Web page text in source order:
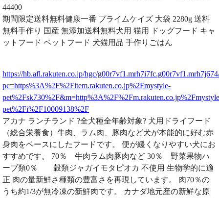
44400
期間限定送料無料健康一番 プライムケイズ 大袋 2280g 送料
無料手作り 国産 無添加送料無料犬用 猫用 ドッグフード キャ
ットフード ペットフード 犬猫用品 手作りごはん
https://hb.afl.rakuten.co.jp/hgc/
pc=https%3A%2F%2Fitem.rakuten.co.jp%2Fmystyle-
pet%2Fi%2F10009138%2F
アカナ ランチランド ?全犬種全年齢対象? 犬用ドライフード
（総合栄養食）牛肉、ラム肉、豚肉など犬が本能的に好む赤
身肉をベースにしたフードです。 便が緩くなりやすい犬にお
すすめです。 70％ 牛肉ラム肉豚肉など 30％ 野菜果物ハ
ーブ類0％ 穀類ジャガイモタピオカ 不使用 生物学的に適
正 肉の量新鮮さ種類の豊富さを再現しています。 肉70％の
うち約1/3が無冷凍の新鮮肉です。 カナダ地元産の新鮮な原